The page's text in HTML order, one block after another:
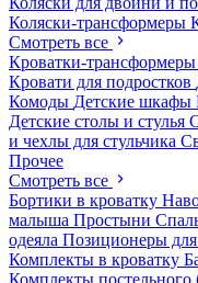
Коляски-трансформеры
Смотреть все
Кроватки-трансформеры
Кровати для подростков
Комоды Детские шкафы
Детские столы и стулья
и чехлы для стульчика
Прочее
Смотреть все
Бортики в кроватку
малыша Простыни
одеяла Позиционеры для
Комплекты в кроватку
Комплекты постельного